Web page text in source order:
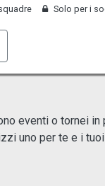
Solo per i
eventi o tornei in
uno per te e i